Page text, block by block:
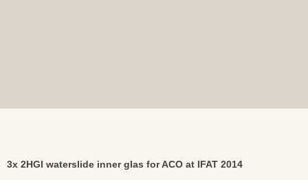
3x 2HGI waterslide inner glas for ACO at IFAT 2014